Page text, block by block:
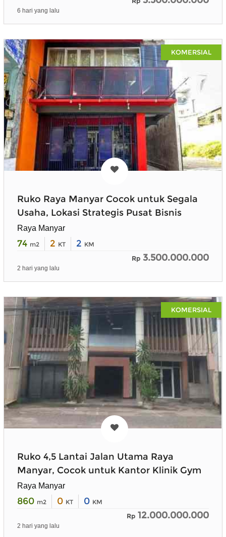
6 hari yang lalu
KOMERSIAL
Ruko Raya Manyar Cocok untuk Segala
Usaha, Lokasi Strategis Pusat Bisnis
Raya Manyar
74 m2 2 KT 2 KM
Rp 3.500.000.000
2 hari yang lalu
KOMERSIAL
Ruko 4,5 Lantai Jalan Utama Raya
Manyar, Cocok untuk Kantor Klinik Gym
Raya Manyar
860 m2 0 KT 0 KM
Rp 12.000.000.000
2 hari yang lalu